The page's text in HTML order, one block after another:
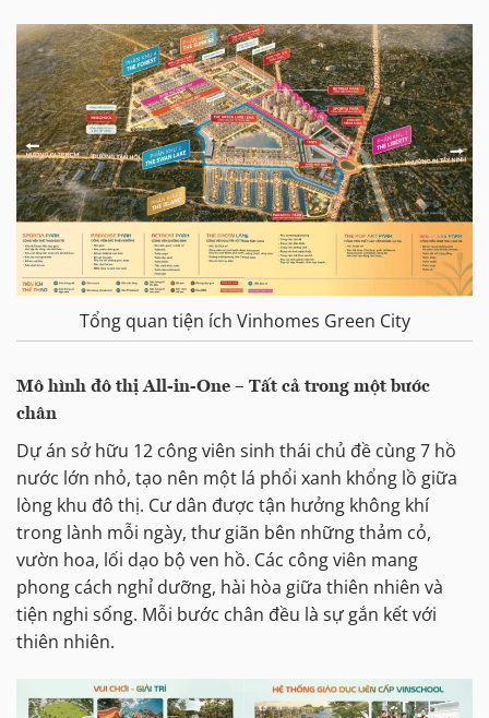
Tổng quan tiện ích Vinhomes Green City
Mô hình đô thị All-in-One – Tất cả trong một bước
chân
Dự án sở hữu 12 công viên sinh thái chủ đề cùng 7 hồ
nước lớn nhỏ, tạo nên một lá phổi xanh khổng lồ giữa
lòng khu đô thị. Cư dân được tận hưởng không khí
trong lành mỗi ngày, thư giãn bên những thảm cỏ,
vườn hoa, lối dạo bộ ven hồ. Các công viên mang
phong cách nghỉ dưỡng, hài hòa giữa thiên nhiên và
tiện nghi sống. Mỗi bước chân đều là sự gắn kết với
thiên nhiên.